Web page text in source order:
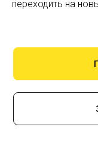
переходить на